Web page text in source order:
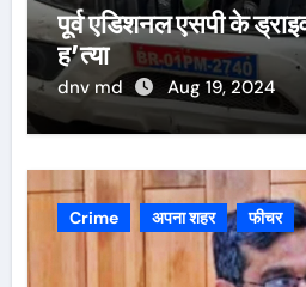
पूर्व एडिशनल एसपी के
ह’त्या
dnv md Aug 19, 2024
Crime अपना शहर फीचर